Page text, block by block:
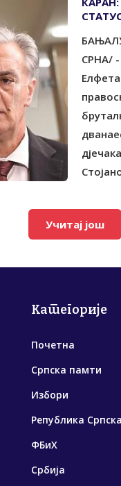
И
СРНА/
Учитај још
Категорије
Почетна
Српска памти
Избори
Република Српска
ФБиХ
Србија